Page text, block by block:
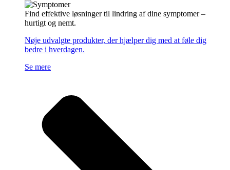
Find effektive løsninger til lindring af dine symptomer –
hurtigt og nemt.
Nøje udvalgte produkter, der hjælper dig med at føle dig
bedre i hverdagen.
Se mere